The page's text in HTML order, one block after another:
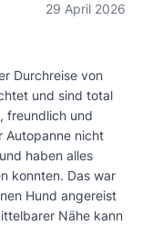
29 April 2026
Durchreise von
und sind total
freundlich und
Autopanne nicht
haben alles
konnten. Das war
Hund angereist
Nähe kann